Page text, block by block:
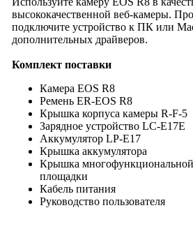
высококачественной веб-камеры.
подключите устройство к ПК или
дополнительных драйверов.
Комплект поставки
Камера EOS R8
Ремень ER-EOS R8
Крышка корпуса камеры R-F-5
Зарядное устройство LC-E17E
Аккумулятор LP-E17
Крышка аккумулятора
Крышка многофункциональной
площадки
Кабель питания
Руководство пользователя